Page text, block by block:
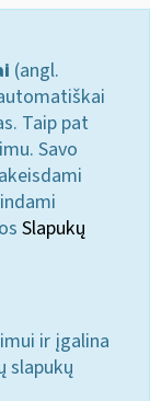
(angl.
Taip pat
Savo
Slapukų
ir įgalina
slapukų